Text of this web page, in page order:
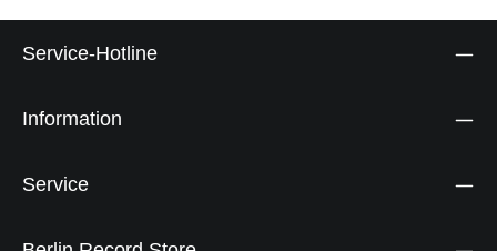
Service-Hotline
Information
Service